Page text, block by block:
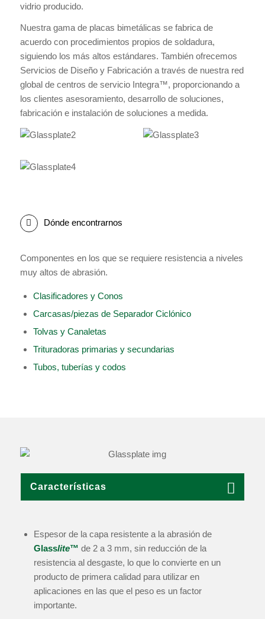
vidrio producido.
Nuestra gama de placas bimetálicas se fabrica de
acuerdo con procedimientos propios de soldadura,
siguiendo los más altos estándares. También ofrecemos
Servicios de Diseño y Fabricación a través de nuestra red
global de centros de servicio Integra™, proporcionando a
los clientes asesoramiento, desarrollo de soluciones,
fabricación e instalación de soluciones a medida.
Dónde encontrarnos
Componentes en los que se requiere resistencia a niveles
muy altos de abrasión.
Clasificadores y Conos
Carcasas/piezas de Separador Ciclónico
Tolvas y Canaletas
Trituradoras primarias y secundarias
Tubos, tuberías y codos
Características
Espesor de la capa resistente a la abrasión de
Glasslite™ de 2 a 3 mm, sin reducción de la
resistencia al desgaste, lo que lo convierte en un
producto de primera calidad para utilizar en
aplicaciones en las que el peso es un factor
importante.